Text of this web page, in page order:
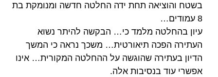
בשטח והוציאה תחת ידה החלטה חדשה ומנומקת בת
8 עמודים…
עיון בהחלטה מלמד כי… הבקשה להיתר נשוא
העתירה הפכה תיאורטית… משכך נראה כי המשך
הדיון בעתירה שהוגשה על ההחלטה המקורית… אינו
אפשרי עוד בנסיבות אלה.